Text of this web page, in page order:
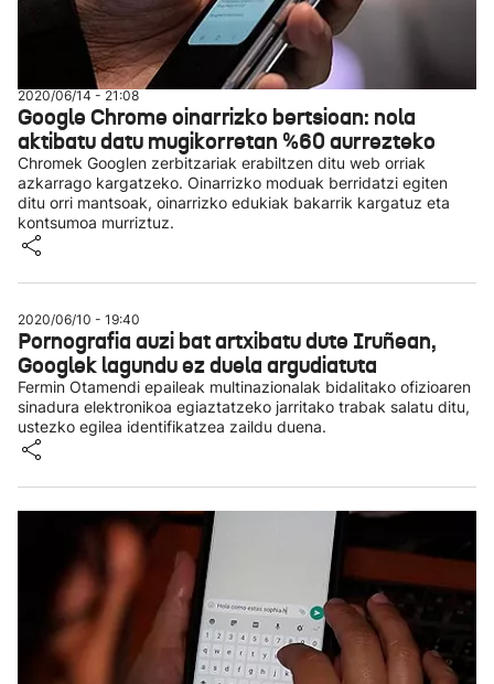
2020/06/14 - 21:08
Google Chrome oinarrizko bertsioan: nola
aktibatu datu mugikorretan %60 aurrezteko
Chromek Googlen zerbitzariak erabiltzen ditu web orriak
azkarrago kargatzeko. Oinarrizko moduak berridatzi egiten
ditu orri mantsoak, oinarrizko edukiak bakarrik kargatuz eta
kontsumoa murriztuz.
2020/06/10 - 19:40
Pornografia auzi bat artxibatu dute Iruñean,
Googlek lagundu ez duela argudiatuta
Fermin Otamendi epaileak multinazionalak bidalitako ofizioaren
sinadura elektronikoa egiaztatzeko jarritako trabak salatu ditu,
ustezko egilea identifikatzea zaildu duena.